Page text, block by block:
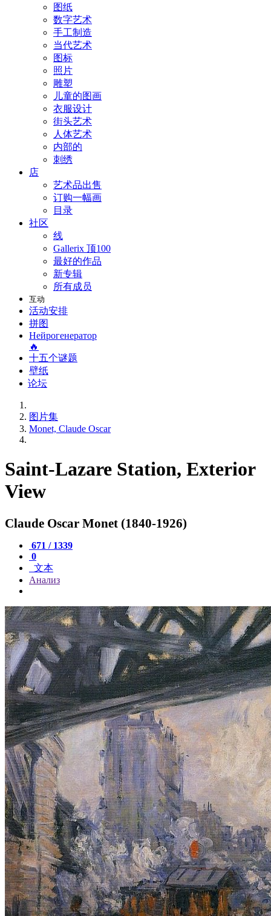
图纸
数字艺术
手工制造
当代艺术
图标
照片
雕塑
儿童的图画
衣服设计
街头艺术
人体艺术
内部的
刺绣
店
艺术品出售
订购一幅画
目录
社区
线
Gallerix 顶100
最好的作品
新专辑
所有成员
互动
活动安排
拼图
Нейрогенератор
🔥
十五个谜题
壁纸
论坛
图片集
Monet, Claude Oscar
Saint-Lazare Station, Exterior
View
Claude Oscar Monet (1840-1926)
671 / 1339
0
文本
Анализ